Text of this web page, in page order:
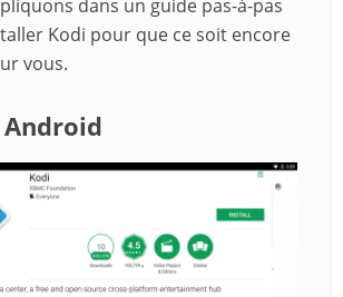
dans un guide pas-à-pas
Kodi pour que ce soit encore
vous.